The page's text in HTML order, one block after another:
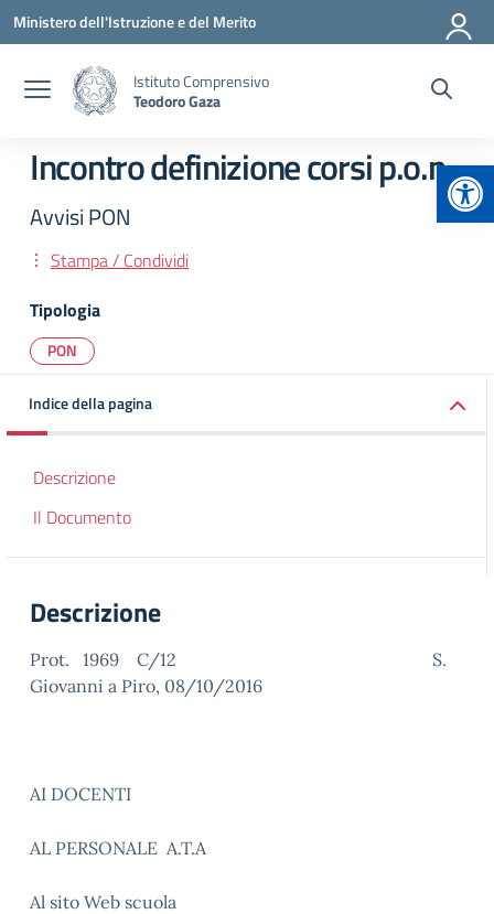
Vai ai contenuti
Vai al menu di navigazione
Vai al footer
Ministero dell'Istruzione e del Merito
Istituto Comprensivo
Teodoro Gaza
Incontro definizione corsi p.o.n
Avvisi PON
Stampa / Condividi
Tipologia
PON
Indice della pagina
Descrizione
Il Documento
Descrizione
Prot. 1969 C/12 S.
Giovanni a Piro, 08/10/2016
AI DOCENTI
AL PERSONALE A.T.A
Al sito Web scuola